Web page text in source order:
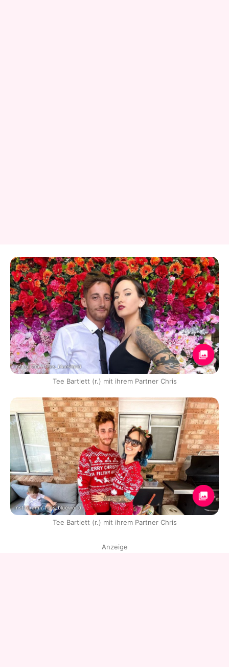
Instagram / tees_blueworld
Tee Bartlett (r.) mit ihrem Partner Chris
Instagram / tees_blueworld
Tee Bartlett (r.) mit ihrem Partner Chris
Anzeige